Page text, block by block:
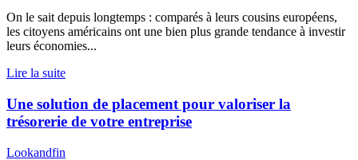
On le sait depuis longtemps : comparés à leurs cousins européens,
les citoyens américains ont une bien plus grande tendance à investir
leurs économies...
Lire la suite
Une solution de placement pour valoriser la
trésorerie de votre entreprise
Lookandfin